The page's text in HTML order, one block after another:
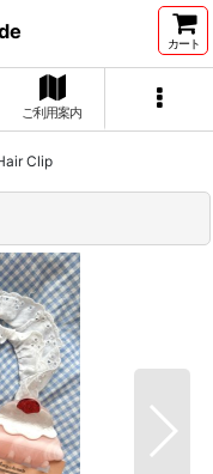
カート
ご利用案内
Clip